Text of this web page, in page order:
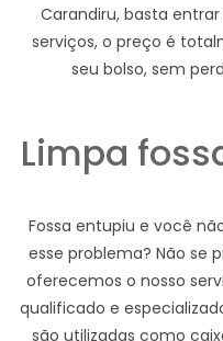
Carandiru, basta
serviços, o preço é
seu bolso, sem
Limpa
Fossa entupiu e você
esse problema? Não se
oferecemos o nosso
qualificado e
são utilizadas como